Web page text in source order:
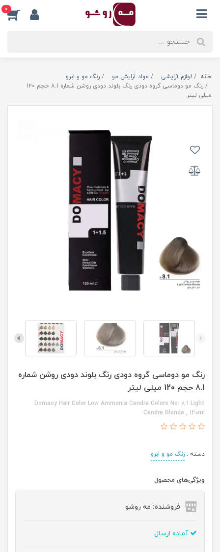
0
خانه لوازم آرایشی مواد آرایش مو
رنگ مو و ابرو
رنگ مو دوماسی گروه دودی رنگ بلوند دودی روشن شماره 8.1 حجم 120
میلی لیتر
رنگ مو دوماسی گروه دودی رنگ بلوند دودی روشن شماره
8.1 حجم 120 میلی لیتر
Domacy Hair Color Low Ammonia Cendre Colors No: 8.1 Light
Cendre Blonde , 120ml
دسته : رنگ مو و ابرو
ویژگی‌های محصول
فروشنده: مه رو‌شو
آماده ارسال